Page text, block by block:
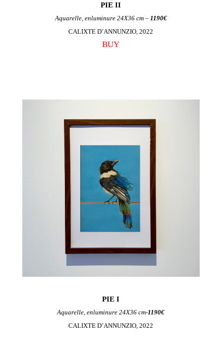
PIE II
Aquarelle, enluminure 24X36 cm – 1190€
CALIXTE D’ANNUNZIO, 2022
BUY
PIE I
Aquarelle, enluminure 24X36 cm-1190€
CALIXTE D’ANNUNZIO, 2022